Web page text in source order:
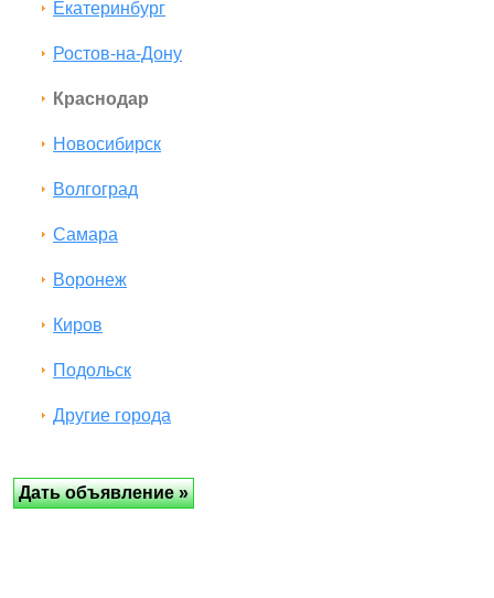
Екатеринбург
Ростов-на-Дону
Краснодар
Новосибирск
Волгоград
Самара
Воронеж
Киров
Подольск
Другие города